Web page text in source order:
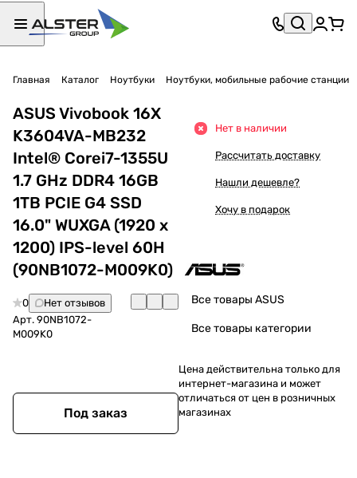
Главная Каталог Ноутбуки Ноутбуки, мобильные рабочие станции
ASUS Vivobook 16X
K3604VA-MB232
Intel® Corei7-1355U
1.7 GHz DDR4 16GB
1TB PCIE G4 SSD
16.0" WUXGA (1920 x
1200) IPS-level 60H
(90NB1072-M009K0)
0
Нет отзывов
Арт. 90NB1072-
M009K0
Под заказ
Нет в наличии
Рассчитать доставку
Нашли дешевле?
Хочу в подарок
Все товары ASUS
Все товары категории
Цена действительна только для
интернет-магазина и может
отличаться от цен в розничных
магазинах